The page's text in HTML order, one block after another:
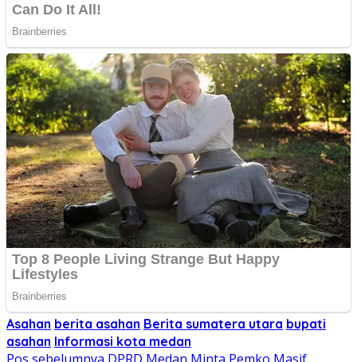
Asahan berita asahan Berita sumatera utara bupati
asahan Informasi kota medan